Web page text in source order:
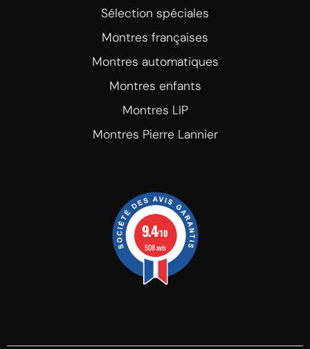
Sélection spéciales
Montres françaises
Montres automatiques
Montres enfants
Montres LIP
Montres Pierre Lannier
9.4/10
508 avis